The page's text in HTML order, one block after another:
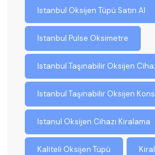
Istanbul Oksijen Tüpü Satın Al
Istanbul Pulse Oksimetre
Istanbul Taşınabilir Oksijen
Istanbul Taşınabilir Oksijen
Istanul Oksijen Cihazı Kiralama
Kaliteli Oksijen Tüpü